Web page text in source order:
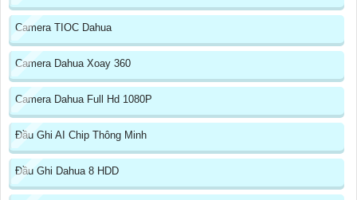
Camera TIOC Dahua
Camera Dahua Xoay 360
Camera Dahua Full Hd 1080P
Đầu Ghi AI Chip Thông Minh
Đầu Ghi Dahua 8 HDD